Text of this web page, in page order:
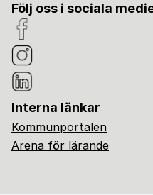
Följ oss i sociala
Interna länkar
Kommunportalen
Arena för lärande